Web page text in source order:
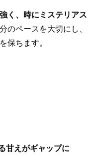
く、時にミステリアス
のペースを大切にし、
保ちます。
甘えがギャップに